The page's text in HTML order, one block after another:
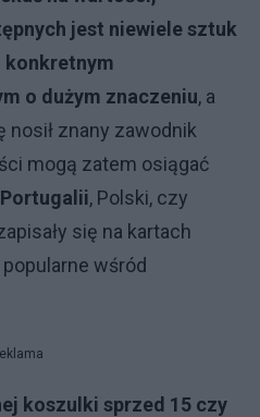
jest niewiele sztuk
konkretnym
o dużym znaczeniu, a
nosił znany zawodnik
mogą zatem osiągać
, Polski, czy
się na kartach
wśród
koszulki sprzed 15 czy